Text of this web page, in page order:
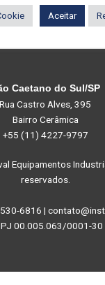
Caetano do Sul/SP
Rua Castro Alves, 395
Bairro Cerâmica
+55 (11) 4227-9797
Equipamentos
reservados.
6816 |
00.005.063/0001-30
Aceitar